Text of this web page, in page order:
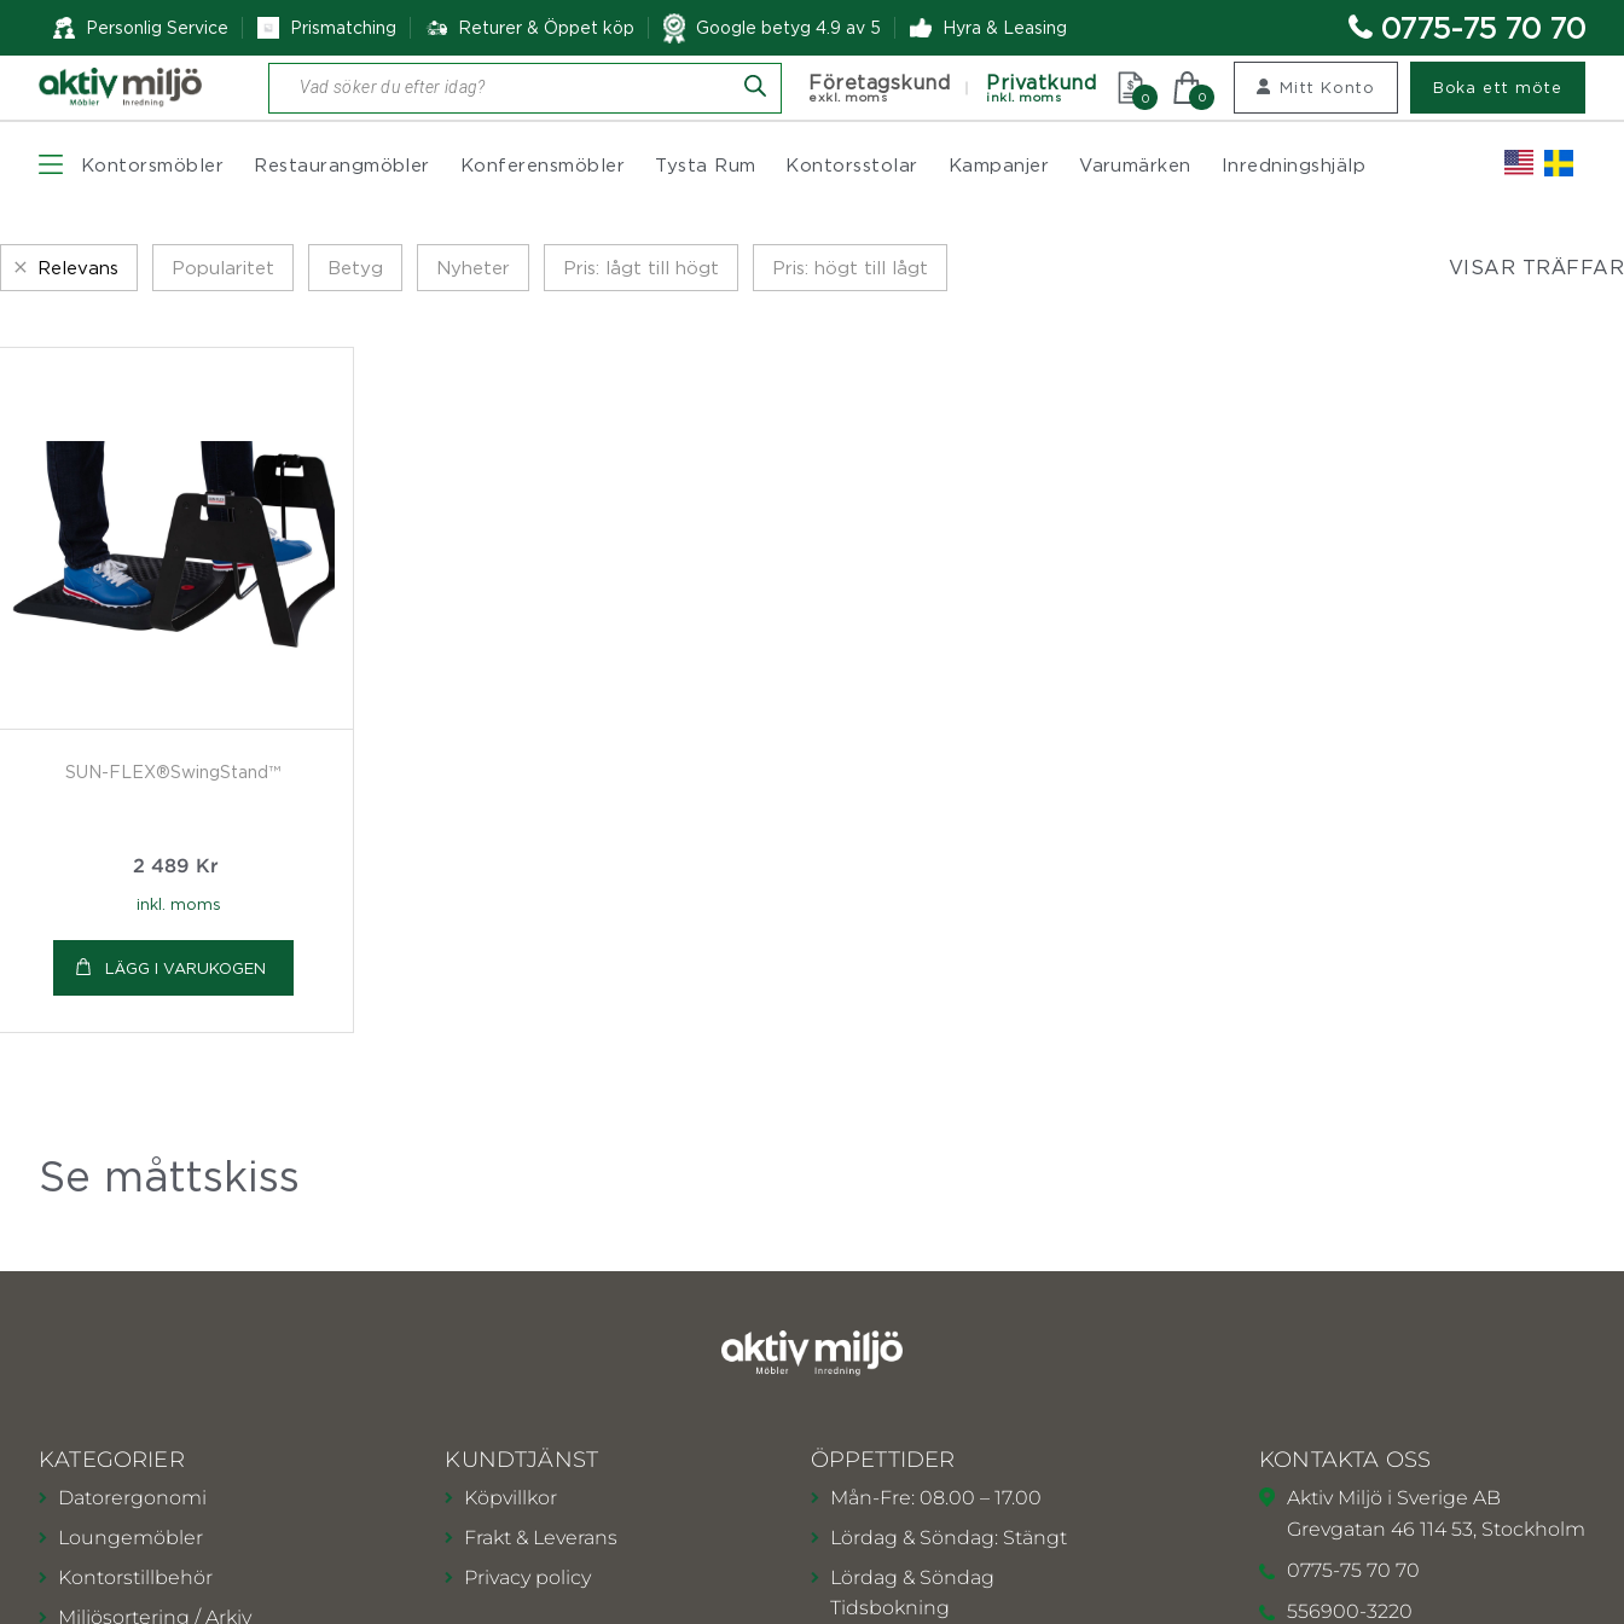
Personlig Service Prismatching Returer & Öppet köp Google betyg 4.9 av 5 Hyra & Leasing 0775-75 70 70
Produktsökning Företagskund
exkl. moms
Privatkund
inkl. moms 0 0
Mitt Konto Boka ett möte
Kontorsmöbler Restaurangmöbler Konferensmöbler Tysta Rum Kontorsstolar Kampanjer Varumärken Inredningshjälp
Relevans Popularitet Betyg Nyheter Pris: lågt till högt Pris: högt till lågt VISAR TRÄFFAR
SUN-FLEX®SwingStand™
2 489 Kr
inkl. moms
LÄGG I VARUKOGEN
Se måttskiss
KATEGORIER
Datorergonomi
Loungemöbler
Kontorstillbehör
Miljösortering / Arkiv
KUNDTJÄNST
Köpvillkor
Frakt & Leverans
Privacy policy
ÖPPETTIDER
Mån-Fre: 08.00 – 17.00
Lördag & Söndag: Stängt
Lördag & Söndag
Tidsbokning
KONTAKTA OSS
Aktiv Miljö i Sverige AB
Grevgatan 46 114 53, Stockholm
0775-75 70 70
556900-3220